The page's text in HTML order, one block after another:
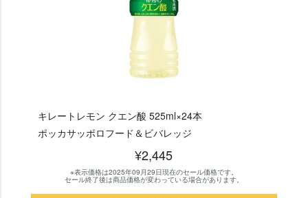
キレートレモン クエン酸 525ml×24本
ポッカサッポロフード＆ビバレッジ
¥2,445
※表示価格は2025年09月29日現在のセール価格です。
セール終了後は商品価格が変わっている場合があります。